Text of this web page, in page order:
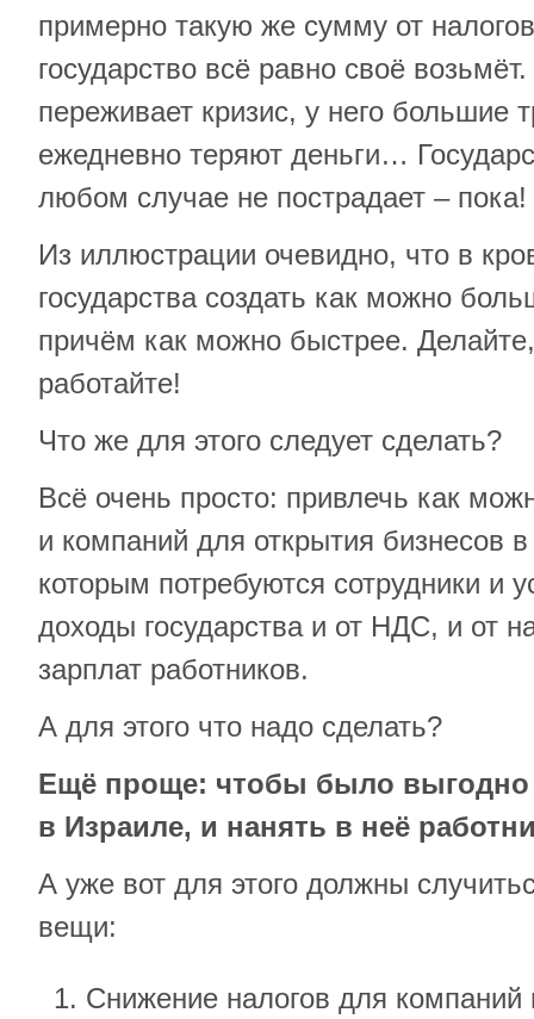
примерно такую же сумму от
государство всё равно своё
переживает кризис, у него большие
ежедневно теряют деньги…
любом случае не пострадает – пока!
Из иллюстрации очевидно, что в
государства создать как можно
причём как можно быстрее.
работайте!
Что же для этого следует сделать?
Всё очень просто: привлечь как
и компаний для открытия бизнесов
которым потребуются сотрудники и
доходы государства и от НДС, и от
зарплат работников.
А для этого что надо сделать?
Ещё проще: чтобы было
в Израиле, и нанять в неё
А уже вот для этого должны
вещи:
Снижение налогов для